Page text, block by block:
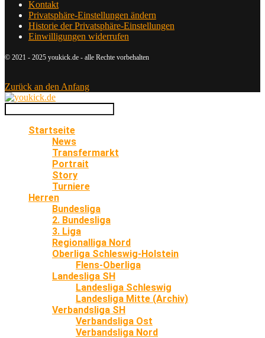
Kontakt
Privatsphäre-Einstellungen ändern
Historie der Privatsphäre-Einstellungen
Einwilligungen widerrufen
© 2021 - 2025 youkick.de - alle Rechte vorbehalten
Zurück an den Anfang
Startseite
News
Transfermarkt
Portrait
Story
Turniere
Herren
Bundesliga
2. Bundesliga
3. Liga
Regionalliga Nord
Oberliga Schleswig-Holstein
Flens-Oberliga
Landesliga SH
Landesliga Schleswig
Landesliga Mitte (Archiv)
Verbandsliga SH
Verbandsliga Ost
Verbandsliga Nord